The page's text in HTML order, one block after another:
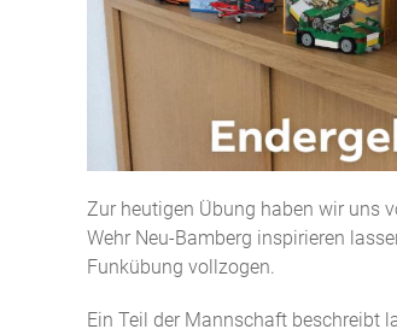
Zur heutigen Übung haben wir uns
Wehr Neu-Bamberg inspirieren
Funkübung vollzogen.
Ein Teil der Mannschaft beschreibt